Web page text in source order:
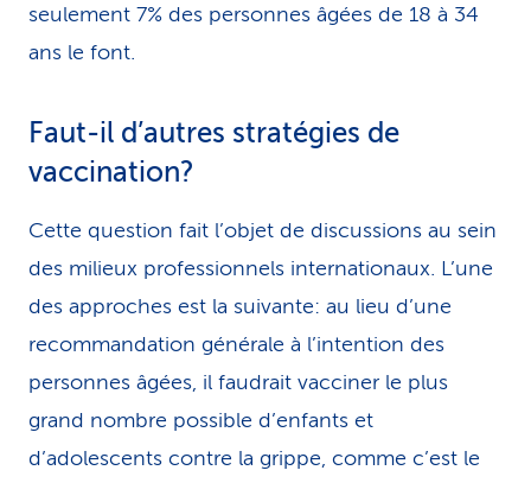
seulement 7% des personnes âgées de 18 à 34
ans le font.
Faut-il d’autres stratégies de
vaccination?
Cette question fait l’objet de discussions au sein
des milieux professionnels internationaux. L’une
des approches est la suivante: au lieu d’une
recommandation générale à l’intention des
personnes âgées, il faudrait vacciner le plus
grand nombre possible d’enfants et
d’adolescents contre la grippe, comme c’est le